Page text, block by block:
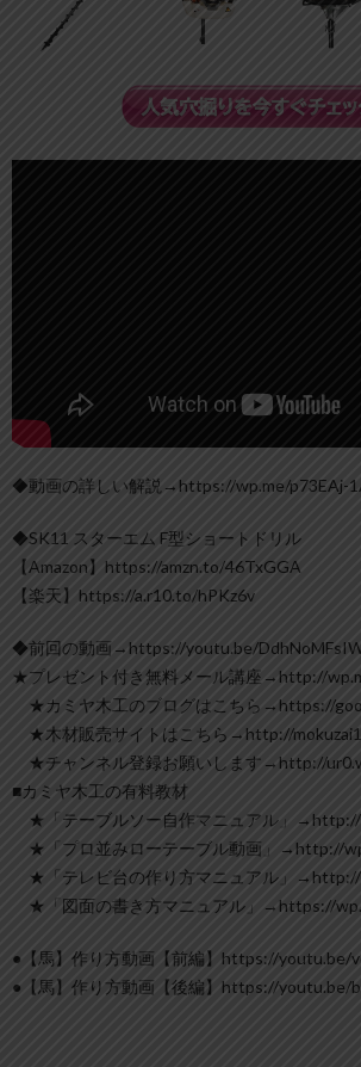
◆動画の詳しい解説→https://wp.me/p73EAj-
◆SK11 スターエム F型ショートドリル
【Amazon】https://amzn.to/46TxGGA
【楽天】https://a.r10.to/hPKz6v
◆前回の動画→https://youtu.be/
★プレゼント付き無料メール講座→http://
★カミヤ木工のブログはこちら→https://
★木材販売サイトはこちら→http://
★チャンネル登録お願いします→http://
■カミヤ木工の有料教材
★「テーブルソー自作マニュアル」→http://
★「プロ並みローテーブル動画」→http://
★「テレビ台の作り方マニュアル」→http://
★「図面の書き方マニュアル」→https://
●【馬】作り方動画【前編】https://youtu.be/
●【馬】作り方動画【後編】https://youtu.be/